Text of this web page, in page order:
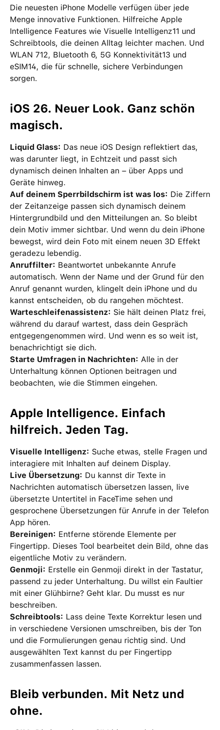
Die neuesten iPhone Modelle verfügen über jede
Menge innovative Funktionen. Hilfreiche Apple
Intelligence Features wie Visuelle Intelligenz11 und
Schreibtools, die deinen Alltag leichter machen. Und
WLAN 712, Bluetooth 6, 5G Konnektivität13 und
eSIM14, die für schnelle, sichere Verbindungen
sorgen.
iOS 26. Neuer Look. Ganz schön
magisch.
Liquid Glass: Das neue iOS Design reflektiert das,
was darunter liegt, in Echtzeit und passt sich
dynamisch deinen Inhalten an – über Apps und
Geräte hinweg.
Auf deinem Sperrbildschirm ist was los: Die Ziffern
der Zeitanzeige passen sich dynamisch deinem
Hintergrundbild und den Mitteilungen an. So bleibt
dein Motiv immer sichtbar. Und wenn du dein iPhone
bewegst, wird dein Foto mit einem neuen 3D Effekt
geradezu lebendig.
Anruffilter: Beantwortet unbekannte Anrufe
automatisch. Wenn der Name und der Grund für den
Anruf genannt wurden, klingelt dein iPhone und du
kannst entscheiden, ob du rangehen möchtest.
Warteschleifenassistenz: Sie hält deinen Platz frei,
während du darauf wartest, dass dein Gespräch
entgegengenommen wird. Und wenn es so weit ist,
benachrichtigt sie dich.
Starte Umfragen in Nachrichten: Alle in der
Unterhaltung können Optionen beitragen und
beobachten, wie die Stimmen eingehen.
Apple Intelligence. Einfach
hilfreich. Jeden Tag.
Visuelle Intelligenz: Suche etwas, stelle Fragen und
interagiere mit Inhalten auf deinem Display.
Live Übersetzung: Du kannst dir Texte in
Nachrichten automatisch übersetzen lassen, live
übersetzte Untertitel in FaceTime sehen und
gesprochene Übersetzungen für Anrufe in der Telefon
App hören.
Bereinigen: Entferne störende Elemente per
Fingertipp. Dieses Tool bearbeitet dein Bild, ohne das
eigentliche Motiv zu verändern.
Genmoji: Erstelle ein Genmoji direkt in der Tastatur,
passend zu jeder Unterhaltung. Du willst ein Faultier
mit einer Glühbirne? Geht klar. Du musst es nur
beschreiben.
Schreibtools: Lass deine Texte Korrektur lesen und
in verschiedene Versionen umschreiben, bis der Ton
und die Formulierungen genau richtig sind. Und
ausgewählten Text kannst du per Fingertipp
zusammenfassen lassen.
Bleib verbunden. Mit Netz und
ohne.